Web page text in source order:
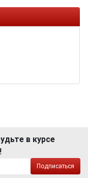
в курсе
Подписаться